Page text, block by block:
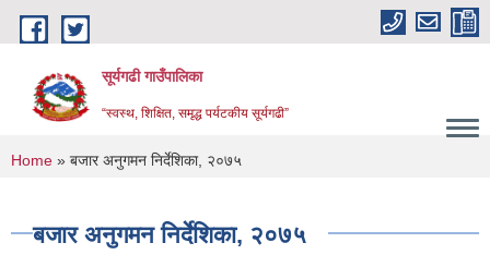
Skip to main content
सूर्यगढी गाउँपालिका
“स्वस्थ, शिक्षित, समृद्ध पर्यटकीय सूर्यगढी”
You are here
Home » बजार अनुगमन निर्देशिका, २०७५
बजार अनुगमन निर्देशिका, २०७५